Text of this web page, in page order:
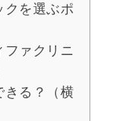
クを選ぶポ
ファクリニ
きる？（横